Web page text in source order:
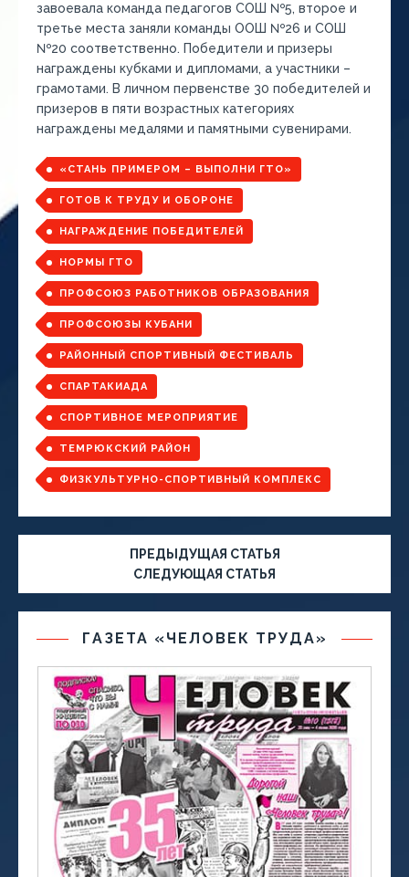
завоевала команда педагогов СОШ №5, второе и
третье места заняли команды ООШ №26 и СОШ
№20 соответственно. Победители и призеры
награждены кубками и дипломами, а участники –
грамотами. В личном первенстве 30 победителей и
призеров в пяти возрастных категориях
награждены медалями и памятными сувенирами.
«СТАНЬ ПРИМЕРОМ – ВЫПОЛНИ ГТО»
ГОТОВ К ТРУДУ И ОБОРОНЕ
НАГРАЖДЕНИЕ ПОБЕДИТЕЛЕЙ
НОРМЫ ГТО
ПРОФСОЮЗ РАБОТНИКОВ ОБРАЗОВАНИЯ
ПРОФСОЮЗЫ КУБАНИ
РАЙОННЫЙ СПОРТИВНЫЙ ФЕСТИВАЛЬ
СПАРТАКИАДА
СПОРТИВНОЕ МЕРОПРИЯТИЕ
ТЕМРЮКСКИЙ РАЙОН
ФИЗКУЛЬТУРНО-СПОРТИВНЫЙ КОМПЛЕКС
ПРЕДЫДУЩАЯ СТАТЬЯ
СЛЕДУЮЩАЯ СТАТЬЯ
ГАЗЕТА «ЧЕЛОВЕК ТРУДА»